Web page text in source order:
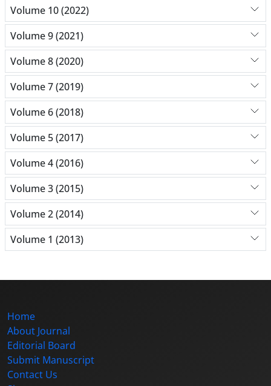
Volume 10 (2022)
Volume 9 (2021)
Volume 8 (2020)
Volume 7 (2019)
Volume 6 (2018)
Volume 5 (2017)
Volume 4 (2016)
Volume 3 (2015)
Volume 2 (2014)
Volume 1 (2013)
Home
About Journal
Editorial Board
Submit Manuscript
Contact Us